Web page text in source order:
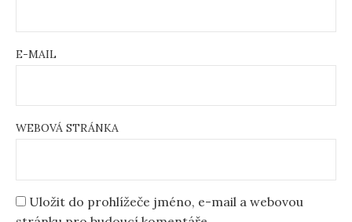
E-MAIL
WEBOVÁ STRÁNKA
Uložit do prohlížeče jméno, e-mail a webovou